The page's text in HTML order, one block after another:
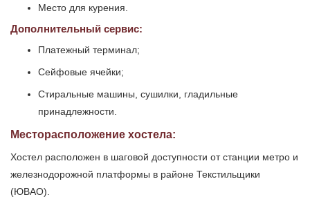
Место для курения.
Дополнительный сервис:
Платежный терминал;
Сейфовые ячейки;
Стиральные машины, сушилки, гладильные
принадлежности.
Месторасположение хостела:
Хостел расположен в шаговой доступности от станции метро и
железнодорожной платформы в районе Текстильщики
(ЮВАО).